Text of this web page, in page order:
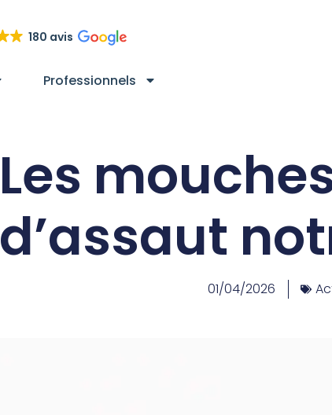
180 avis
Professionnels
Les
d’assaut
01/04/2026